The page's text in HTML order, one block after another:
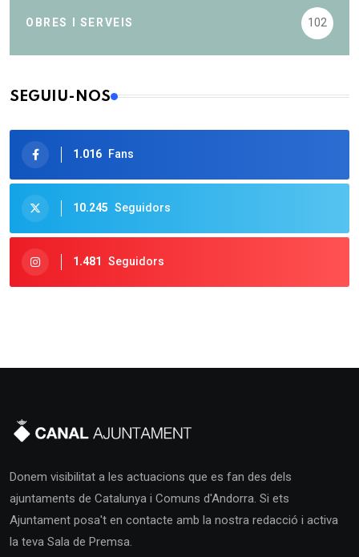
OBRES I SERVEIS 102
SEGUIU-NOS
1.016 Fans
10.245 Seguidors
1.481 Seguidors
Donem visibilitat a les actuacions que es fan des dels
ajuntaments de Catalunya i Comuns d'Andorra. Si ets
Ajuntament posa't en contacte amb la nostra redacció i activa
la teva Sala de Premsa.